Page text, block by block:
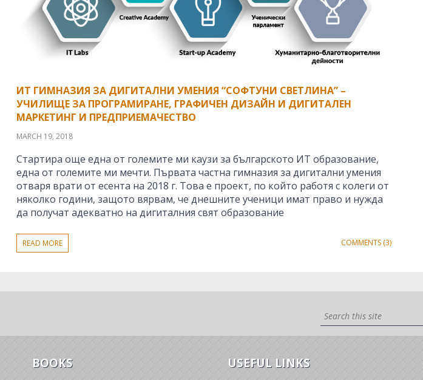
ИТ ГИМНАЗИЯ ЗА ДИГИТАЛНИ УМЕНИЯ “СОФТУНИ СВЕТЛИНА” –
УЧИЛИЩЕ ЗА ПРОГРАМИРАНЕ, ГРАФИЧЕН ДИЗАЙН И ДИГИТАЛЕН
МАРКЕТИНГ И ПРЕДПРИЕМАЧЕСТВО
MARCH 19, 2018
Стартира още една от големите ми каузи за българското ИТ образование,
една от големите ми мечти. Първата частна гимназия за дигитални умения
отваря врати от есента на 2018 г. Това е проект, по който работя с колеги от
няколко години, защото вярвам, че днешните ученици имат право и нужда
да получат адекватно на дигиталния свят образование
READ MORE COMMENTS (3)
BOOKS USEFUL LINKS